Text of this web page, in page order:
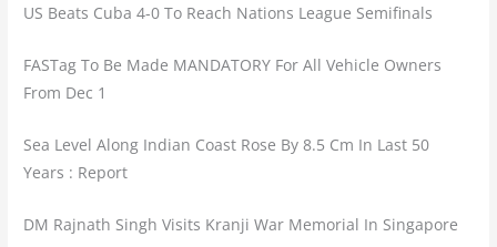
US Beats Cuba 4-0 To Reach Nations League Semifinals
FASTag To Be Made MANDATORY For All Vehicle Owners
From Dec 1
Sea Level Along Indian Coast Rose By 8.5 Cm In Last 50
Years : Report
DM Rajnath Singh Visits Kranji War Memorial In Singapore